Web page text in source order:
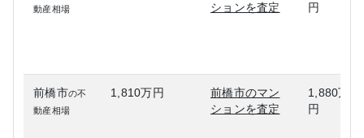
動産相場
ションを査定
円
前橋市の不
動産相場
1,810万円
前橋市のマン
ションを査定
1,880万
円